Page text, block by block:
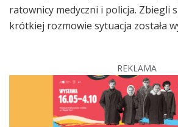
ratownicy medyczni i policja. Zbiegli
krótkiej rozmowie sytuacja została
REKLAMA